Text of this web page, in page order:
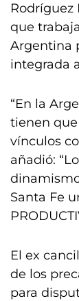
que
Argentina
integrada
“En la
tienen
vínculos
añadió:
Santa Fe
El ex
de los
para